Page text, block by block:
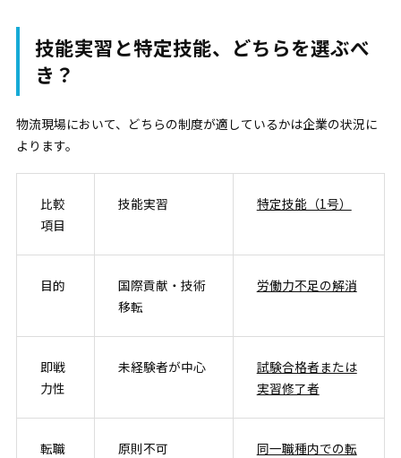
技能実習と特定技能、どちらを選ぶべ
き？
物流現場において、どちらの制度が適しているかは企業の状況に
よります。
比較
項目
技能実習 特定技能（1号）
目的
国際貢献・技術
移転
労働力不足の解消
即戦
力性
未経験者が中心
試験合格者または
実習修了者
転職
原則不可
同一職種内での転